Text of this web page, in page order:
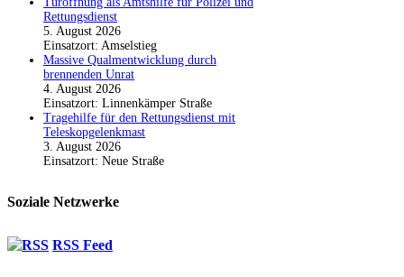
Rettungsdienst
5. August 2026
Einsatzort: Amselstieg
Massive Qualmentwicklung durch
brennenden Unrat
4. August 2026
Einsatzort: Linnenkämper Straße
Tragehilfe für den Rettungsdienst mit
Teleskopgelenkmast
3. August 2026
Einsatzort: Neue Straße
Soziale Netzwerke
RSS Feed